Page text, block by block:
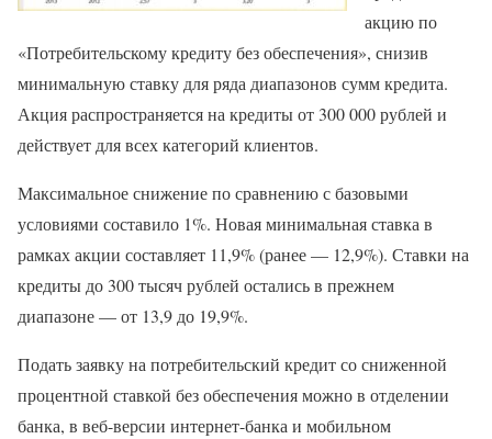
акцию по
«Потребительскому кредиту без обеспечения», снизив
минимальную ставку для ряда диапазонов сумм кредита.
Акция распространяется на кредиты от 300 000 рублей и
действует для всех категорий клиентов.
Максимальное снижение по сравнению с базовыми
условиями составило 1%. Новая минимальная ставка в
рамках акции составляет 11,9% (ранее — 12,9%). Ставки на
кредиты до 300 тысяч рублей остались в прежнем
диапазоне — от 13,9 до 19,9%.
Подать заявку на потребительский кредит со сниженной
процентной ставкой без обеспечения можно в отделении
банка, в веб-версии интернет-банка и мобильном